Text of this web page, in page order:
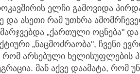
ელჩი გამოვიდა
და ასეთი რამ უთხრა
„ქართული ოცნება"
„ნაცმოძრაობა", ჩვენი
რომ არსებული ხელისუფლების
მან აქვე დაამატა, რომ